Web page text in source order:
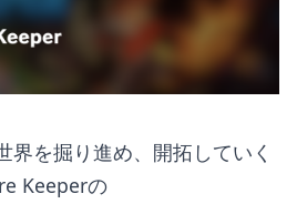
界を掘り進め、開拓していく
Keeperの